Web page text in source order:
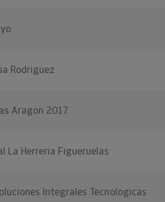
Rodriguez
Aragon 2017
La Herreria Figueruelas
Integrales Tecnologicas